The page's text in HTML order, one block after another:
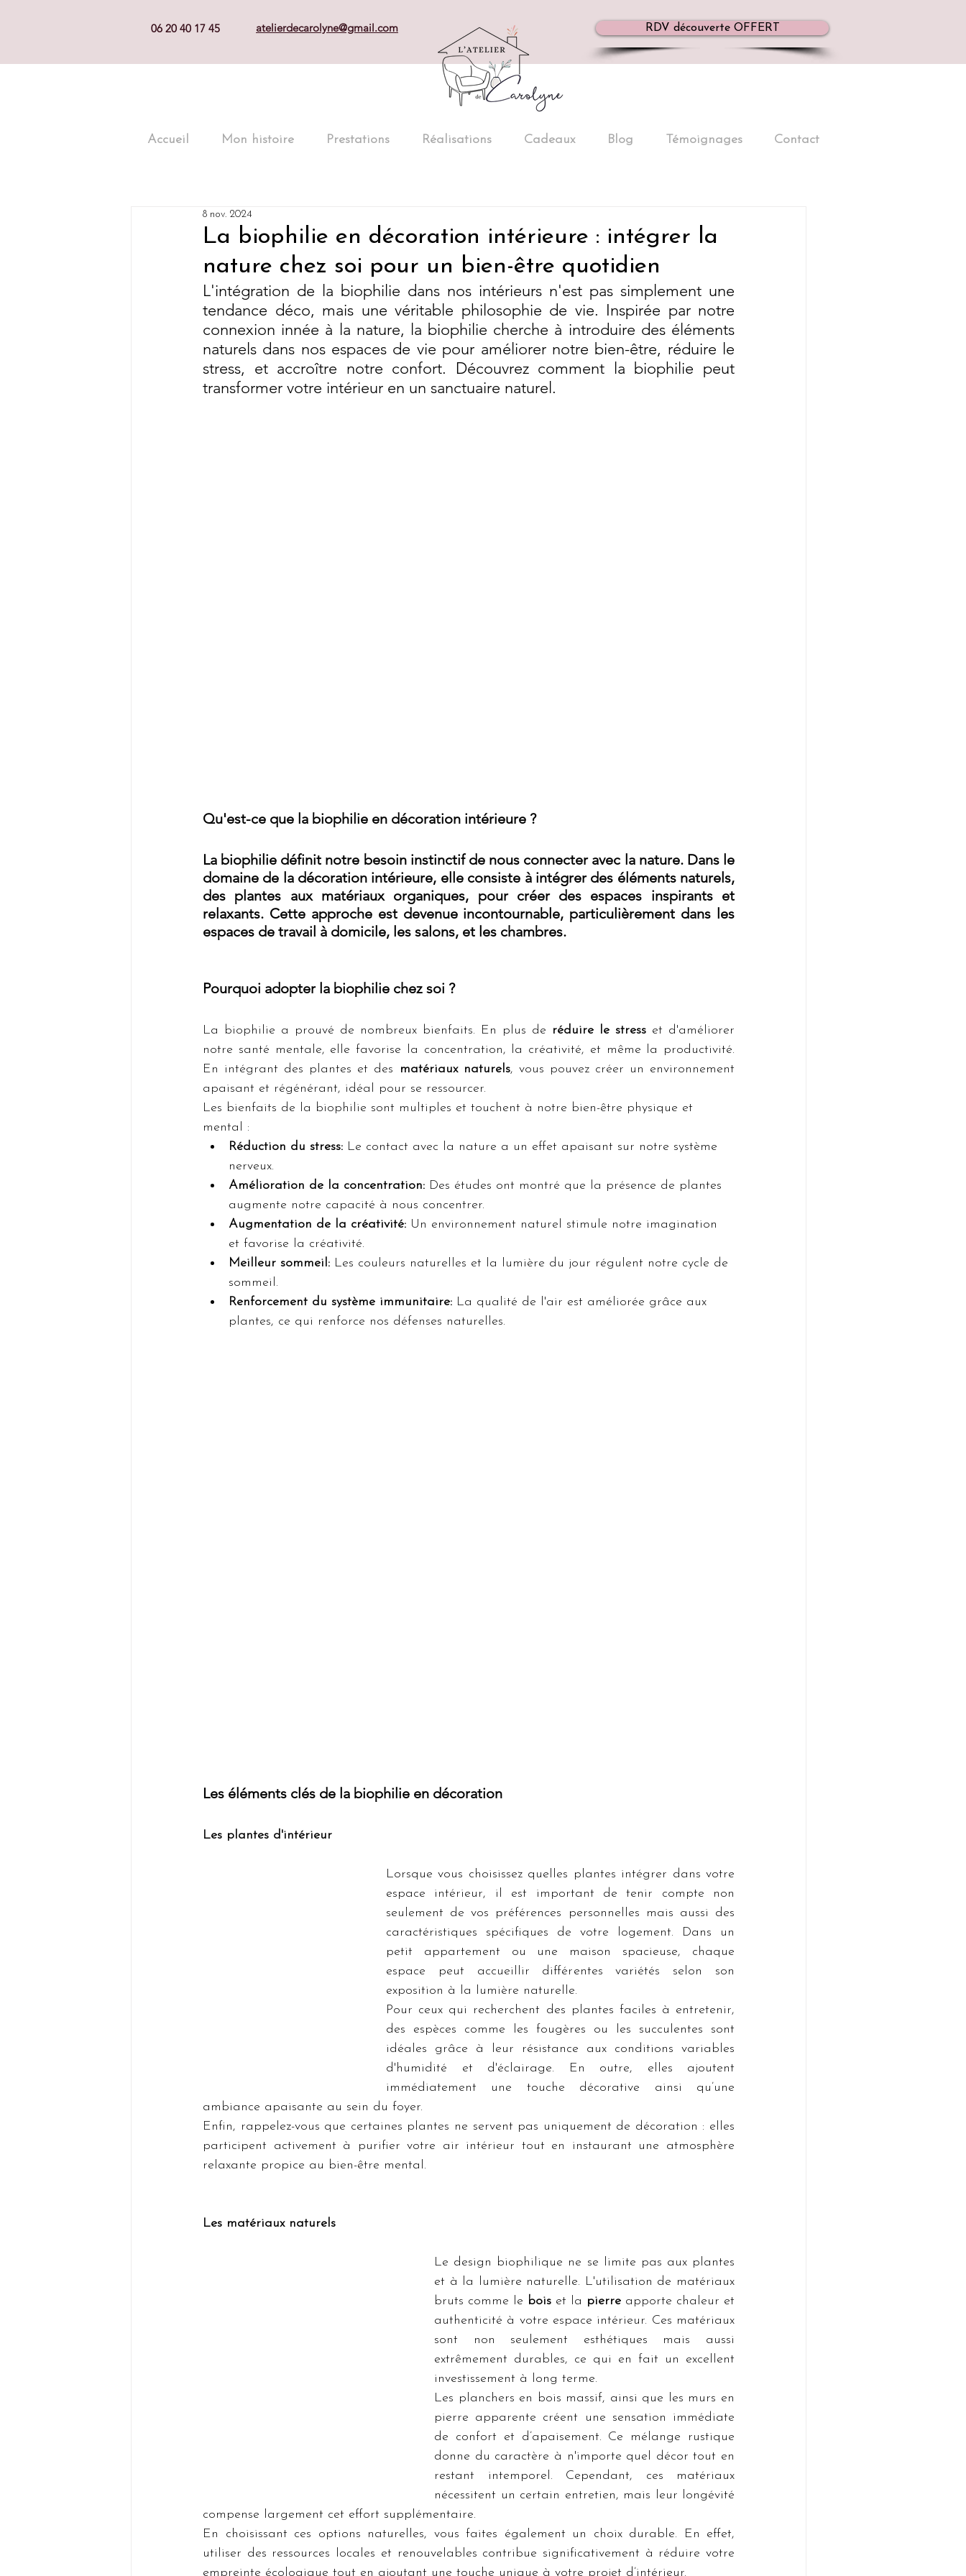
06 20 40 17 45 atelierdecarolyne@gmail.com RDV découverte OFFERT
Accueil Mon histoire Prestations Réalisations Cadeaux Blog Témoignages Contact
La biophilie en décoration intérieure : intégrer la
nature chez soi pour un bien-être quotidien
8 nov. 2024
L'intégration de la biophilie dans nos intérieurs n'est pas simplement une
tendance déco, mais une véritable philosophie de vie. Inspirée par notre
connexion innée à la nature, la biophilie cherche à introduire des éléments
naturels dans nos espaces de vie pour améliorer notre bien-être, réduire le
stress, et accroître notre confort. Découvrez comment la biophilie peut
transformer votre intérieur en un sanctuaire naturel.
Qu'est-ce que la biophilie en décoration intérieure ?
La biophilie définit notre besoin instinctif de nous connecter avec la nature. Dans le
domaine de la décoration intérieure, elle consiste à intégrer des éléments naturels,
des plantes aux matériaux organiques, pour créer des espaces inspirants et
espaces de travail à domicile, les salons, et les chambres.
Pourquoi adopter la biophilie chez soi ?
La biophilie a prouvé de nombreux bienfaits. En plus de réduire le stress et d'améliorer
notre santé mentale, elle favorise la concentration, la créativité, et même la productivité.
En intégrant des plantes et des
matériaux naturels, vous pouvez créer un environnement
apaisant et régénérant, idéal pour se ressourcer.
Les bienfaits de la biophilie sont multiples et touchent à notre bien-être physique et
mental :
Réduction du stress: Le contact avec la nature a un effet apaisant sur notre système
nerveux.
Amélioration de la concentration: Des études ont montré que la présence de plantes
augmente notre capacité à nous concentrer.
Augmentation de la créativité: Un environnement naturel stimule notre imagination
et favorise la créativité.
Meilleur sommeil: Les couleurs naturelles et la lumière du jour régulent notre cycle de
sommeil.
Renforcement du système immunitaire: La qualité de l'air est améliorée grâce aux
plantes, ce qui renforce nos défenses naturelles.
Les éléments clés de la biophilie en décoration
Les plantes d'intérieur
Lorsque vous choisissez quelles plantes intégrer dans votre
espace intérieur, il est important de tenir compte non
seulement de vos préférences personnelles mais aussi des
caractéristiques spécifiques de votre logement. Dans un
petit appartement ou une maison spacieuse, chaque
espace peut accueillir différentes variétés selon son
exposition à la lumière naturelle.
Pour ceux qui recherchent des plantes faciles à entretenir,
des espèces comme les fougères ou les succulentes sont
idéales grâce à leur résistance aux conditions variables
d'humidité et d'éclairage. En outre, elles ajoutent
immédiatement une touche décorative ainsi qu’une
ambiance apaisante au sein du foyer.
Enfin, rappelez-vous que certaines plantes ne servent pas uniquement de décoration : elles
participent activement à purifier votre air intérieur tout en instaurant une atmosphère
relaxante propice au bien-être mental.
Les matériaux naturels
Le design biophilique ne se limite pas aux plantes
et à la lumière naturelle. L'utilisation de matériaux
bruts comme le bois et la pierre apporte chaleur et
authenticité à votre espace intérieur. Ces matériaux
sont non seulement esthétiques mais aussi
extrêmement durables, ce qui en fait un excellent
investissement à long terme.
Les planchers en bois massif, ainsi que les murs en
pierre apparente créent une sensation immédiate
de confort et d’apaisement. Ce mélange rustique
donne du caractère à n'importe quel décor tout en
restant intemporel. Cependant, ces matériaux
nécessitent un certain entretien, mais leur longévité
compense largement cet effort supplémentaire.
En choisissant ces options naturelles, vous faites également un choix durable. En effet,
utiliser des ressources locales et renouvelables contribue significativement à réduire votre
empreinte écologique tout en ajoutant une touche unique à votre projet d’intérieur.